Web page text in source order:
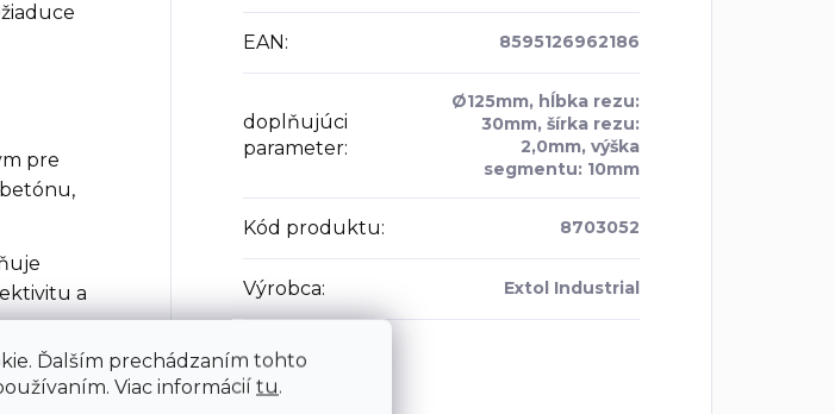
Ďalším prechádzaním tohto
Viac informácií tu.
pre
a
čisté a
a
EAN : 8595126962186
doplňujúci
parameter:
Ø125mm, hĺbka rezu:
30mm, šírka rezu:
2,0mm, výška
segmentu: 10mm
Kód produktu: 8703052
Výrobca: Extol Industrial